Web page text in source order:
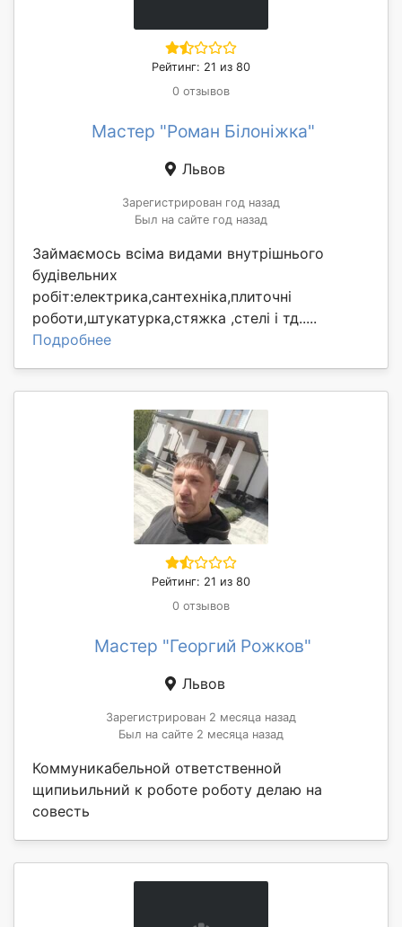
Рейтинг: 21 из 80
0 отзывов
Мастер "Роман Білоніжка"
Львов
Зарегистрирован год назад
Был на сайте год назад
Займаємось всіма видами внутрішнього
будівельних
робіт:електрика,сантехніка,плиточні
роботи,штукатурка,стяжка ,стелі і тд.....
Подробнее
Рейтинг: 21 из 80
0 отзывов
Мастер "Георгий Рожков"
Львов
Зарегистрирован 2 месяца назад
Был на сайте 2 месяца назад
Коммуникабельной ответственной
щипиьильний к роботе роботу делаю на
совесть